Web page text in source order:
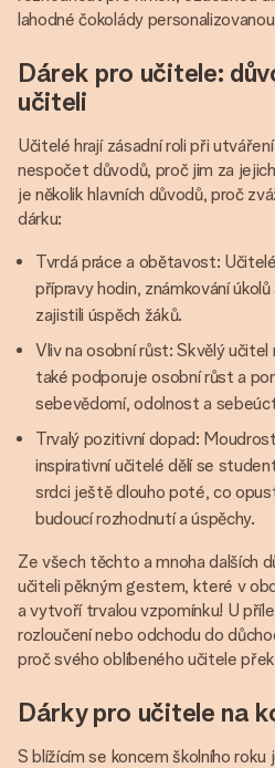
lahodné čokolády
Dárek pro učitele:
učiteli
Učitelé hrají zásadní roli při
nespočet důvodů, proč jim za
je několik hlavních důvodů, proč
dárku:
Tvrdá práce a obětavost:
přípravy hodin, známkování
zajistili úspěch žáků.
Vliv na osobní růst: Skvělý
také podporuje osobní růst a
sebevědomí, odolnost a
Trvalý pozitivní dopad:
inspirativní učitelé dělí se
srdci ještě dlouho poté, co
budoucí rozhodnutí a úspěchy.
Ze všech těchto a mnoha dalších
učiteli pěkným gestem, které v
a vytvoří trvalou vzpomínku! U
rozloučení nebo odchodu do
proč svého oblíbeného učitele
Dárky pro učitele na
S blížícím se koncem školního